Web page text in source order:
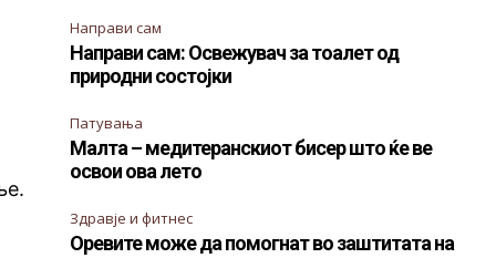
Направи сам
Направи сам: Освежувач за тоалет од
природни состојки
Патувања
Малта – медитеранскиот бисер што ќе ве
освои ова лето
Здравје и фитнес
Оревите може да помогнат во заштитата на